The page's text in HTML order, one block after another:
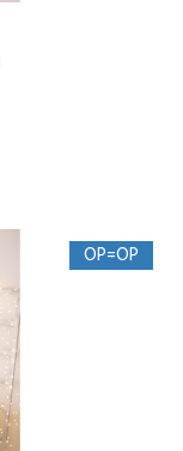
OP=OP